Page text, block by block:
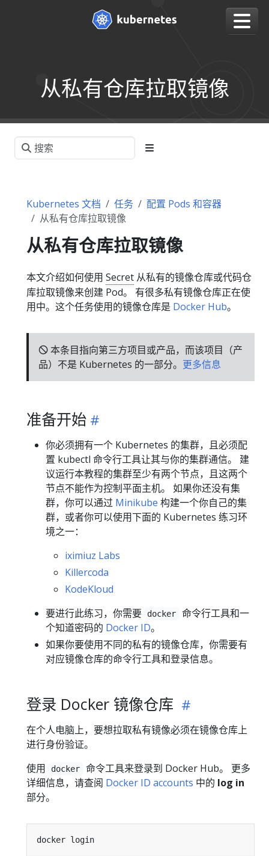
从私有仓库拉取镜像
Kubernetes 文档 任务
配置 Pods 和容器
从私有仓库拉取镜像
从私有仓库拉取镜像
本文介绍如何使用 Secret 从私有的镜像仓库或代码仓
库拉取镜像来创建 Pod。 有很多私有镜像仓库正在使
用中。这个任务使用的镜像仓库是 Docker Hub。
🛇 本条目指向第三方项目或产品，而该项目（产
品）不是 Kubernetes 的一部分。 更多信息
准备开始
你必须拥有一个 Kubernetes 的集群，且必须配
置 kubectl 命令行工具让其与你的集群通信。 建
议运行本教程的集群至少有两个节点，且这两个
节点不能作为控制平面主机。 如果你还没有集
群，你可以通过 Minikube 构建一个你自己的集
群，或者你可以使用下面的 Kubernetes 练习环
境之一：
iximiuz Labs
Killercoda
KodeKloud
要进行此练习，你需要
docker
命令行工具和一
个知道密码的 Docker ID。
如果你要使用不同的私有的镜像仓库，你需要有
对应镜像仓库的命令行工具和登录信息。
登录 Docker 镜像仓库
在个人电脑上，要想拉取私有镜像必须在镜像仓库上
进行身份验证。
使用
docker
命令工具来登录到 Docker Hub。 更多
详细信息，请查阅 Docker ID accounts 中的 log in
部分。